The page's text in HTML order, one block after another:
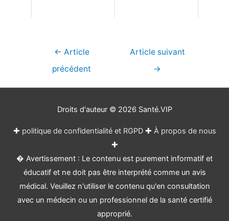
Navigation
← Article
précédent
Article suivant
→
Droits d'auteur © 2026 Santé.VIP
✚ politique de confidentialité et RGPD✚ À propos de nous
✚
� Avertissement : Le contenu est purement informatif et
éducatif et ne doit pas être interprété comme un avis
médical. Veuillez n'utiliser le contenu qu'en consultation
avec un médecin ou un professionnel de la santé certifié
approprié.